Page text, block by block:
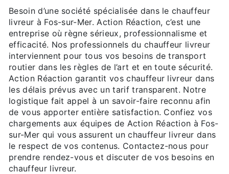
Besoin d’une société spécialisée dans le chauffeur
livreur à Fos-sur-Mer. Action Réaction, c’est une
entreprise où règne sérieux, professionnalisme et
efficacité. Nos professionnels du chauffeur livreur
interviennent pour tous vos besoins de transport
routier dans les règles de l’art et en toute sécurité.
Action Réaction garantit vos chauffeur livreur dans
les délais prévus avec un tarif transparent. Notre
logistique fait appel à un savoir-faire reconnu afin
de vous apporter entière satisfaction. Confiez vos
chargements aux équipes de Action Réaction à Fos-
sur-Mer qui vous assurent un chauffeur livreur dans
le respect de vos contenus. Contactez-nous pour
prendre rendez-vous et discuter de vos besoins en
chauffeur livreur.